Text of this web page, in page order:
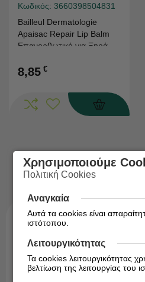
Κωδικός: 3660398504831
Bailleul Dermatologie
Apaisac Repair Lip Balm
Επανορθωτικό για Ξηρά &
8,85 €
Χρησιμοποιούμε
Πολιτική Cookies
Αναγκαία
Αυτά τα cookies είναι
ιστότοπου.
Λειτουργικότητας
Τα cookies λειτουργικότητας
βελτίωση της λειτουργίας του